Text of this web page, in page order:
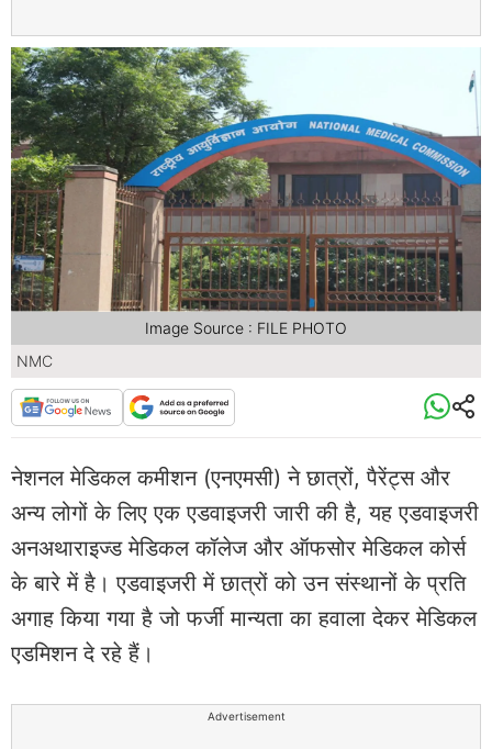
NMC
Image Source : FILE PHOTO
नेशनल मेडिकल कमीशन (एनएमसी) ने छात्रों, पैरेंट्स और
अन्य लोगों के लिए एक एडवाइजरी जारी की है, यह एडवाइजरी
अनअथाराइज्ड मेडिकल कॉलेज और ऑफसोर मेडिकल कोर्स
के बारे में है। एडवाइजरी में छात्रों को उन संस्थानों के प्रति
अगाह किया गया है जो फर्जी मान्यता का हवाला देकर मेडिकल
एडमिशन दे रहे हैं।
Advertisement